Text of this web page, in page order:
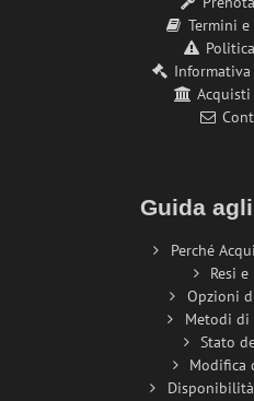
Termini
Guida
Perché
Resi e
Opzioni
Metodi di
Stato
Modifica